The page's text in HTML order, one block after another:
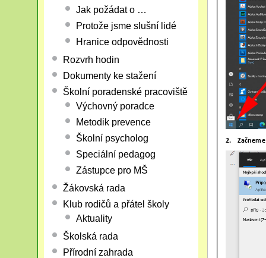
Jak požádat o …
Protože jsme slušní lidé
Hranice odpovědnosti
Rozvrh hodin
Dokumenty ke stažení
Školní poradenské pracoviště
Výchovný poradce
Metodik prevence
Školní psycholog
Speciální pedagog
Zástupce pro MŠ
Žákovská rada
Klub rodičů a přátel školy
Aktuality
Školská rada
Přírodní zahrada